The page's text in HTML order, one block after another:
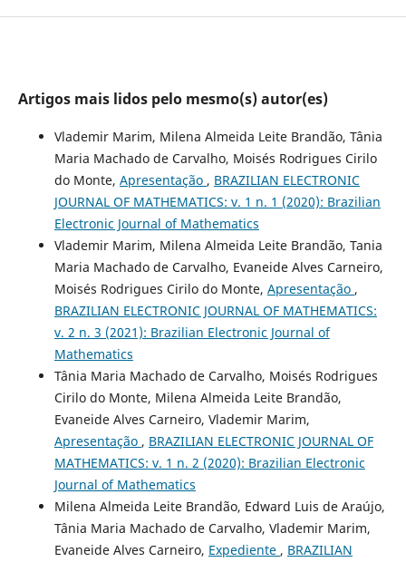
Artigos mais lidos pelo mesmo(s) autor(es)
Vlademir Marim, Milena Almeida Leite Brandão, Tânia
Maria Machado de Carvalho, Moisés Rodrigues Cirilo
do Monte, Apresentação , BRAZILIAN ELECTRONIC
JOURNAL OF MATHEMATICS: v. 1 n. 1 (2020): Brazilian
Electronic Journal of Mathematics
Vlademir Marim, Milena Almeida Leite Brandão, Tania
Maria Machado de Carvalho, Evaneide Alves Carneiro,
Moisés Rodrigues Cirilo do Monte, Apresentação ,
BRAZILIAN ELECTRONIC JOURNAL OF MATHEMATICS:
v. 2 n. 3 (2021): Brazilian Electronic Journal of
Mathematics
Tânia Maria Machado de Carvalho, Moisés Rodrigues
Cirilo do Monte, Milena Almeida Leite Brandão,
Evaneide Alves Carneiro, Vlademir Marim,
Apresentação , BRAZILIAN ELECTRONIC JOURNAL OF
MATHEMATICS: v. 1 n. 2 (2020): Brazilian Electronic
Journal of Mathematics
Milena Almeida Leite Brandão, Edward Luis de Araújo,
Tânia Maria Machado de Carvalho, Vlademir Marim,
Evaneide Alves Carneiro, Expediente , BRAZILIAN